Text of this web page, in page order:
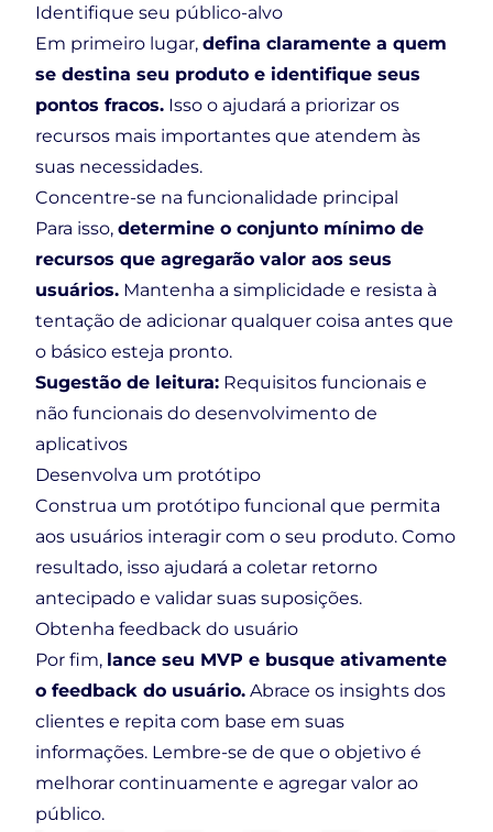
Identifique seu público-alvo
Em primeiro lugar, defina claramente a quem
se destina seu produto e identifique seus
pontos fracos. Isso o ajudará a priorizar os
recursos mais importantes que atendem às
suas necessidades.
Concentre-se na funcionalidade principal
Para isso, determine o conjunto mínimo de
recursos que agregarão valor aos seus
usuários. Mantenha a simplicidade e resista à
tentação de adicionar qualquer coisa antes que
o básico esteja pronto.
Sugestão de leitura: Requisitos funcionais e
não funcionais do desenvolvimento de
aplicativos
Desenvolva um protótipo
Construa um protótipo funcional que permita
aos usuários interagir com o seu produto. Como
resultado, isso ajudará a coletar retorno
antecipado e validar suas suposições.
Obtenha feedback do usuário
Por fim, lance seu MVP e busque ativamente
o feedback do usuário. Abrace os insights dos
clientes e repita com base em suas
informações. Lembre-se de que o objetivo é
melhorar continuamente e agregar valor ao
público.